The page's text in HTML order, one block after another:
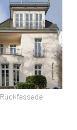
Rückfassade